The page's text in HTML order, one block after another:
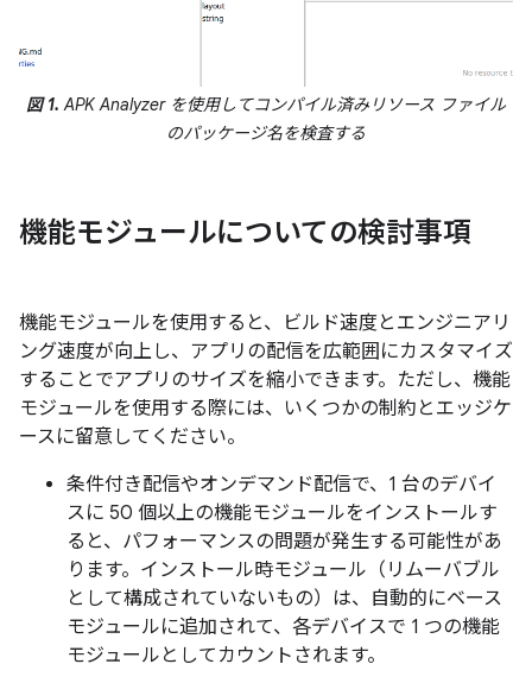
図 1. APK Analyzer を使用してコンパイル済みリソース ファイル
のパッケージ名を検査する
機能モジュールについての検討事項
機能モジュールを使用すると、ビルド速度とエンジニアリ
ング速度が向上し、アプリの配信を広範囲にカスタマイズ
することでアプリのサイズを縮小できます。ただし、機能
モジュールを使用する際には、いくつかの制約とエッジケ
ースに留意してください。
条件付き配信やオンデマンド配信で、1 台のデバイ
スに 50 個以上の機能モジュールをインストールす
ると、パフォーマンスの問題が発生する可能性があ
ります。インストール時モジュール（リムーバブル
として構成されていないもの）は、自動的にベース
モジュールに追加されて、各デバイスで 1 つの機能
モジュールとしてカウントされます。